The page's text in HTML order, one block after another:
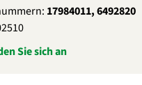
17984011, 6492820
Sie sich an